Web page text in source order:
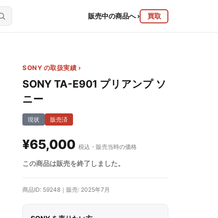
販売中の商品へ› 買取
SONY の取扱実績 ›
SONY TA-E901 プリアンプ ソ
ニー
販売済
現状
¥65,000 税込・販売当時の価格
この商品は販売を終了しました。
商品ID: 59248｜販売: 2025年7月